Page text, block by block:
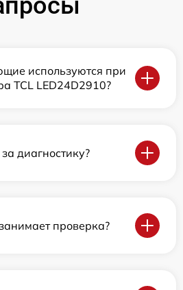
используются при
TCL LED24D2910?
диагностику?
проверка?